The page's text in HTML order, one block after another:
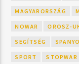
MAGYARORSZÁG
NOWAR OROSZ-
SEGÍTSÉG
SPORT STOPWAR